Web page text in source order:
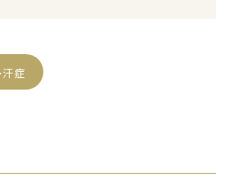
汗症